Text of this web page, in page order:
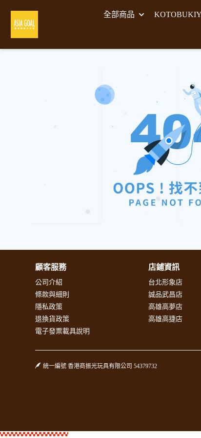
全部商品
顧客服務
公司介紹
條款與細則
隱私政策
退換貨政策
電子發票載具說明
店鋪資訊
台北形象店
誠品武昌店
高雄高夢店
高雄高捷店
統一編號 香港商振光玩具有限公司 54379732